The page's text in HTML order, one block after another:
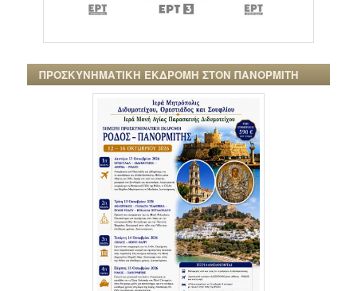
ΠΡΟΣΚΥΝΗΜΑΤΙΚΗ ΕΚΔΡΟΜΗ ΣΤΟΝ ΠΑΝΟΡΜΙΤΗ